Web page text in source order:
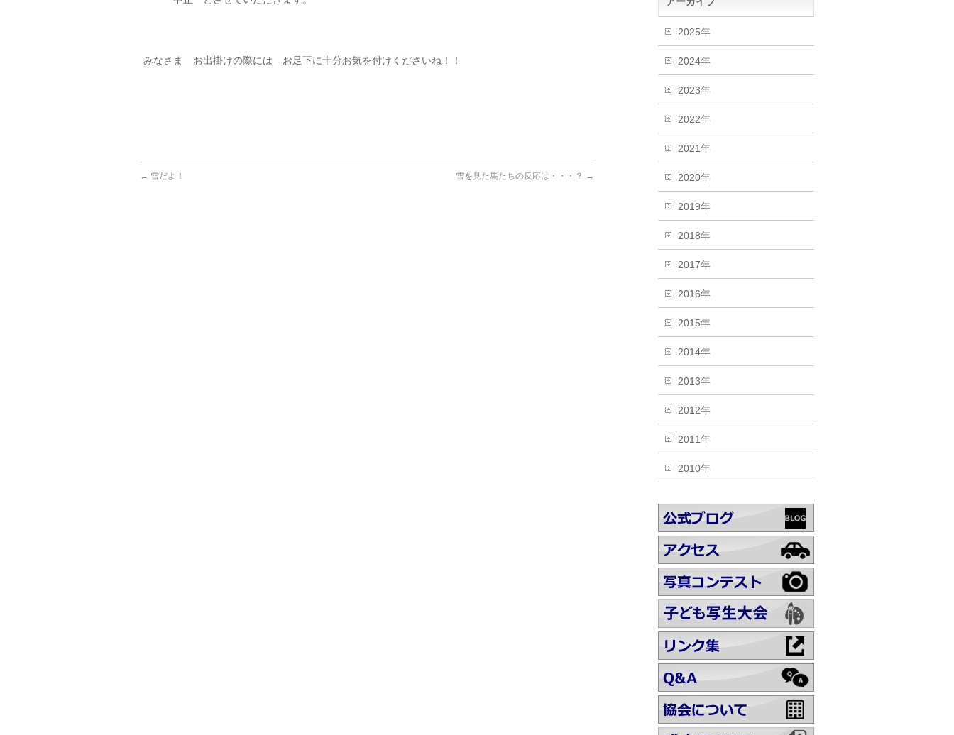
みなさま お出掛けの際には お足下に十分お気を付けくださいね！！
← 雪だよ！ 雪を見た馬たちの反応は・・・？ →
2025年
2024年
2023年
2022年
2021年
2020年
2019年
2018年
2017年
2016年
2015年
2014年
2013年
2012年
2011年
2010年